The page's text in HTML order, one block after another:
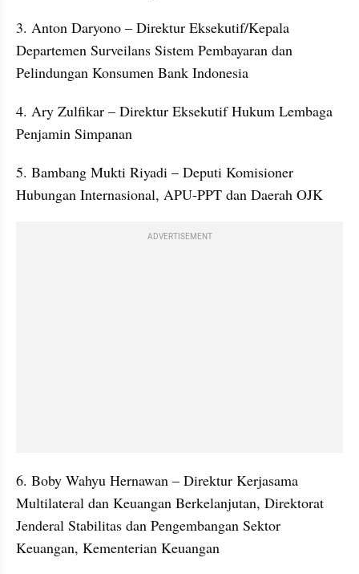
3. Anton Daryono – Direktur Eksekutif/Kepala
Departemen Surveilans Sistem Pembayaran dan
Pelindungan Konsumen Bank Indonesia
4. Ary Zulfikar – Direktur Eksekutif Hukum Lembaga
Penjamin Simpanan
5. Bambang Mukti Riyadi – Deputi Komisioner
Hubungan Internasional, APU-PPT dan Daerah OJK
ADVERTISEMENT
6. Boby Wahyu Hernawan – Direktur Kerjasama
Multilateral dan Keuangan Berkelanjutan, Direktorat
Jenderal Stabilitas dan Pengembangan Sektor
Keuangan, Kementerian Keuangan